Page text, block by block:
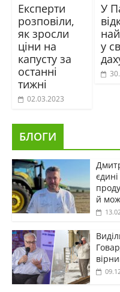
Експерти
розповіли,
як зросли
ціни на
капусту за
останні
тижні
02.03.2023
У
у
БЛОГИ
й